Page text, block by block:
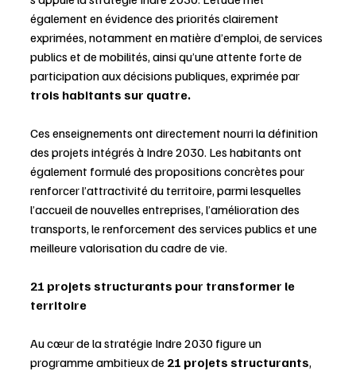
également en évidence des priorités clairement
exprimées, notamment en matière d’emploi, de services
publics et de mobilités, ainsi qu’une attente forte de
participation aux décisions publiques, exprimée par
trois habitants sur quatre.
Ces enseignements ont directement nourri la définition
des projets intégrés à Indre 2030. Les habitants ont
également formulé des propositions concrètes pour
renforcer l’attractivité du territoire, parmi lesquelles
l’accueil de nouvelles entreprises, l’amélioration des
transports, le renforcement des services publics et une
meilleure valorisation du cadre de vie.
21 projets structurants pour transformer le
territoire
Au cœur de la stratégie Indre 2030 figure un
programme ambitieux de 21 projets structurants,